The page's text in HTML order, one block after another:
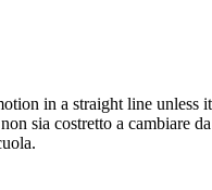
in a straight line unless
sia costretto a cambiare